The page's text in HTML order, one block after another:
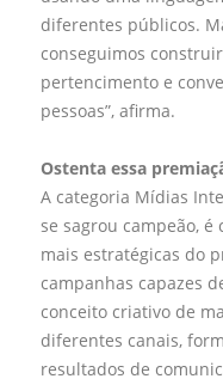
diferentes públicos.
conseguimos
pertencimento e
pessoas”, afirma.
Ostenta essa
A categoria Mídias
se sagrou campeão,
mais estratégicas do
campanhas capazes
conceito criativo de
diferentes canais,
resultados de